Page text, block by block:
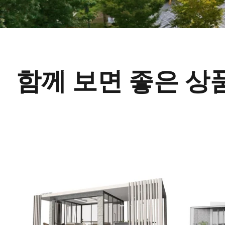
함께 보면 좋은 상